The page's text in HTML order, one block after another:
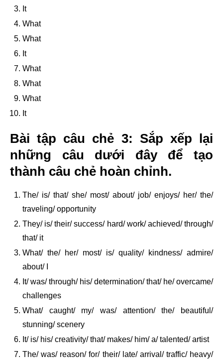
It
What
What
It
What
What
What
It
Bài tập câu chẻ 3: Sắp xếp lại
những câu dưới đây để tạo
thành câu chẻ hoàn chỉnh.
The/ is/ that/ she/ most/ about/ job/ enjoys/ her/ the/
traveling/ opportunity
They/ is/ their/ success/ hard/ work/ achieved/ through/
that/ it
What/ the/ her/ most/ is/ quality/ kindness/ admire/
about/ I
It/ was/ through/ his/ determination/ that/ he/ overcame/
challenges
What/ caught/ my/ was/ attention/ the/ beautiful/
stunning/ scenery
It/ is/ his/ creativity/ that/ makes/ him/ a/ talented/ artist
The/ was/ reason/ for/ their/ late/ arrival/ traffic/ heavy/